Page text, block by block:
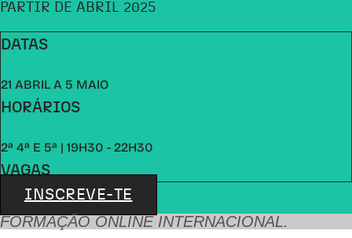
PARTIR DE ABRIL 2025
DATAS
21 ABRIL A 5 MAIO
HORÁRIOS
2ª 4ª E 5ª | 19H30 - 22H30
VAGAS
INSCREVE-TE
FORMAÇÃO ONLINE INTERNACIONAL.